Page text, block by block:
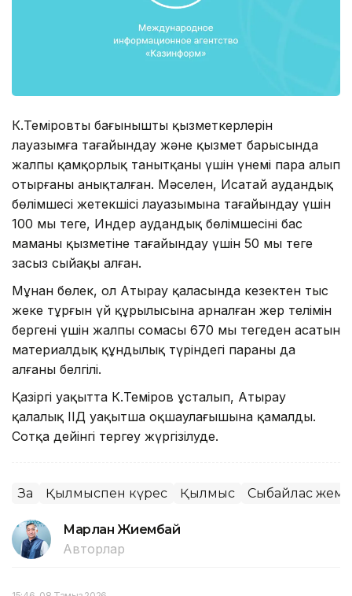
К.Теміровтың бағынышты қызметкерлерін
лауазымға тағайындау және қызмет барысында
жалпы қамқорлық танытқаны үшін үнемі пара алып
отырғаны анықталған. Мәселен, Исатай аудандық
бөлімшесі жетекшісі лауазымына тағайындау үшін
100 мың теңге, Индер аудандық бөлімшесінің бас
маманы қызметіне тағайындау үшін 50 мың теңге
заңсыз сыйақы алған.
Мұнан бөлек, ол Атырау қаласында кезектен тыс
жеке тұрғын үй құрылысына арналған жер телімін
бергені үшін жалпы сомасы 670 мың теңгеден асатын
материалдық құндылық түріндегі параны да
алғаны белгілі.
Қазіргі уақытта К.Теміров ұсталып, Атырау
қалалық ІІД уақытша оқшаулағышына қамалды.
Сотқа дейінгі тергеу жүргізілуде.
Заң Қылмыспен күрес Қылмыс Сыбайлас
Марлан Жиембай
Авторлар